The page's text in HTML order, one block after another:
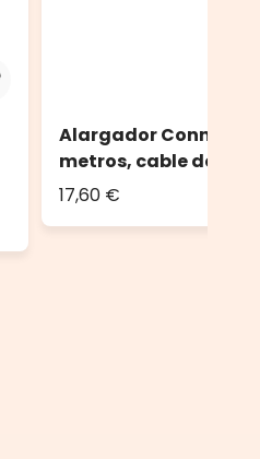
Alargador Connect
metros, cable de
17,60 €